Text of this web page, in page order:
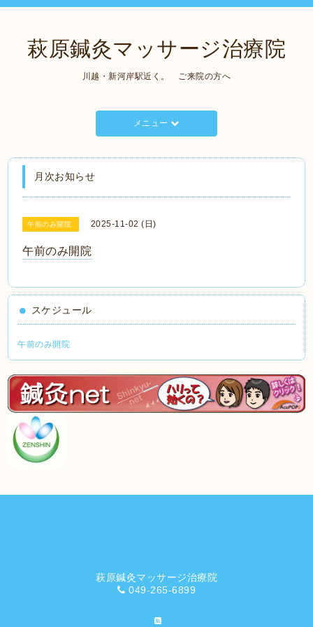
萩原鍼灸マッサージ治療院
川越・新河岸駅近く。 ご来院の方へ
メニュー
月次お知らせ
午前のみ開院 2025-11-02 (日)
午前のみ開院
スケジュール
午前のみ開院
萩原鍼灸マッサージ治療院
049-265-6899